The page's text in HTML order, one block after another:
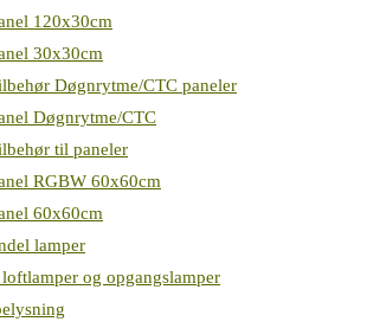
120x30cm
30x30cm
Døgnrytme/CTC paneler
Døgnrytme/CTC
til paneler
RGBW 60x60cm
60x60cm
lamper
og opgangslamper